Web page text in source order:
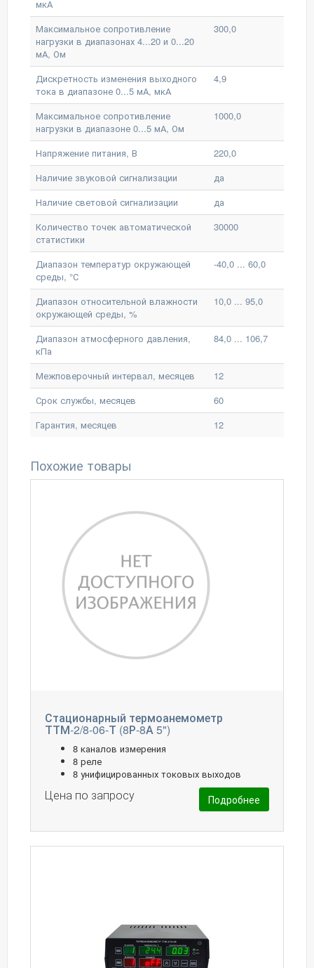
мкА
Максимальное сопротивление
нагрузки в диапазонах 4...20 и 0...20
мА, Ом
300,0
Дискретность изменения выходного
тока в диапазоне 0...5 мА, мкА
4,9
Максимальное сопротивление
нагрузки в диапазоне 0...5 мА, Ом
1000,0
Напряжение питания, В
220,0
Наличие звуковой сигнализации
да
Наличие световой сигнализации
да
Количество точек автоматической
статистики
30000
Диапазон температур окружающей
среды, °С
-40,0 ... 60,0
Диапазон относительной влажности
окружающей среды, %
10,0 ... 95,0
Диапазон атмосферного давления,
кПа
84,0 ... 106,7
Межповерочный интервал, месяцев
12
Срок службы, месяцев
60
Гарантия, месяцев
12
Похожие товары
Стационарный термоанемометр
ТТМ-2/8-06-Т (8Р-8А 5")
8 каналов измерения
8 реле
8 унифицированных токовых выходов
Цена по запросу Подробнее